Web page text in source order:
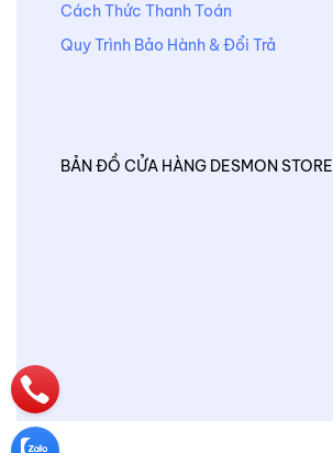
Cách Thức Thanh Toán
Quy Trình Bảo Hành & Đổi Trả
BẢN ĐỒ CỬA HÀNG DESMON STORE